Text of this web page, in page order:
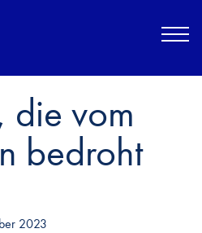
die vom
bedroht
2023